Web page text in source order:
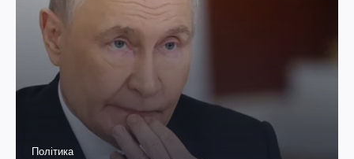
Політика